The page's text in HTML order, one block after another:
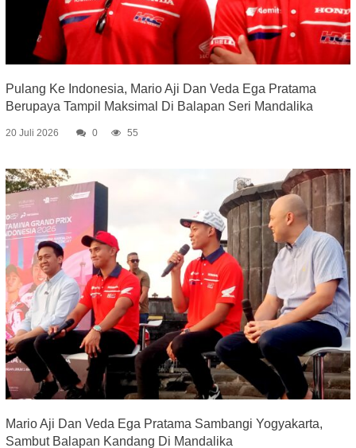
Pulang Ke Indonesia, Mario Aji Dan Veda Ega Pratama
Berupaya Tampil Maksimal Di Balapan Seri Mandalika
20 Juli 2026 0 55
Mario Aji Dan Veda Ega Pratama Sambangi Yogyakarta,
Sambut Balapan Kandang Di Mandalika